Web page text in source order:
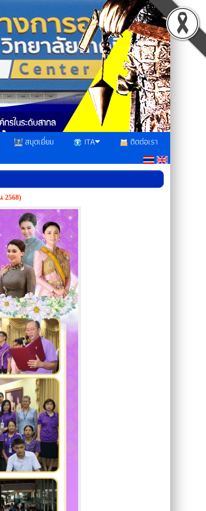
สมุดเยี่ยม ITA ติดต่อเรา